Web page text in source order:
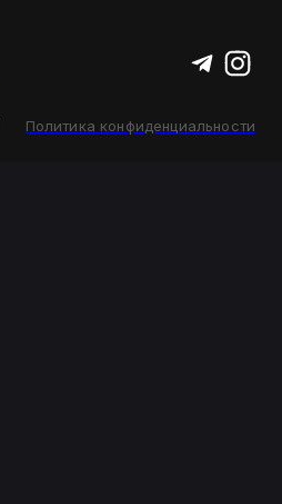
Политика конфиденциальности